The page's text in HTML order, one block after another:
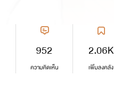
952
ความคิดเห็น
2.06K
เพิ่มลงคลัง